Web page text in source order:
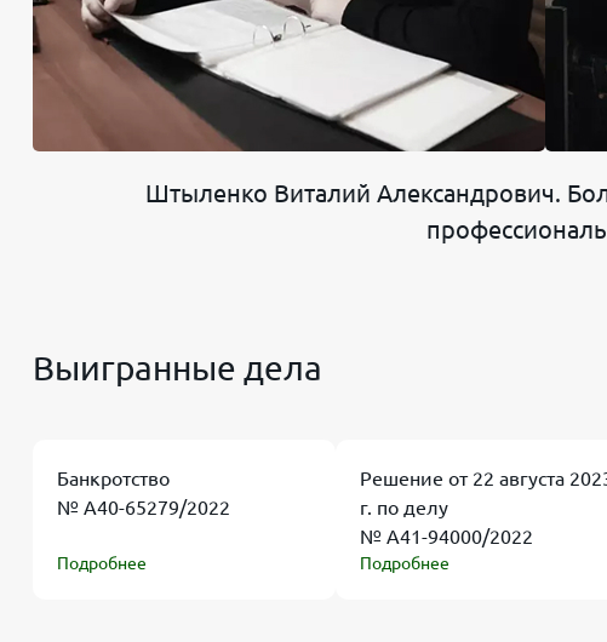
Штыленко Виталий Александрович.
Выигранные дела
Банкротство
№ А40-65279/2022
Подробнее
Решение от 22 августа
г. по делу
№ А41-94000/2022
Подробнее